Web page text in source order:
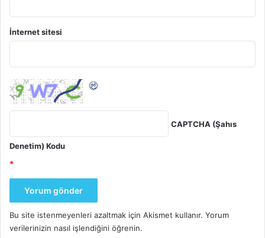
İnternet sitesi
CAPTCHA (Şahıs
Denetim) Kodu
*
Bu site istenmeyenleri azaltmak için Akismet kullanır. Yorum
verilerinizin nasıl işlendiğini öğrenin.